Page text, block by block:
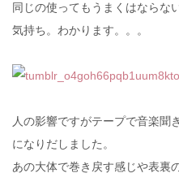
同じの使ってもうまくはならな
気持ち。わかります。。。
人の影響ですがテープで音楽聞
になりだしました。
あの大体で巻き戻す感じや表裏